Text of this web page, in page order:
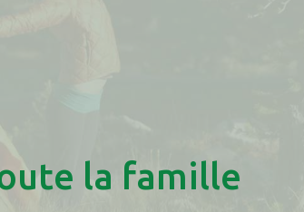
la famille